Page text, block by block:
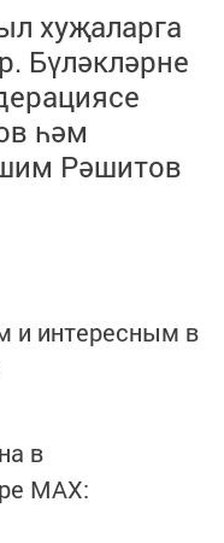
хуҗаларга
Бүләкләрне
һәм
Рәшитов
и интересным в
в
MАХ: